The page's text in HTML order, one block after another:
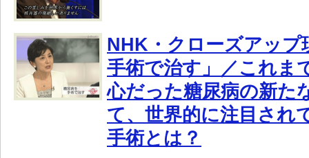
NHK・クローズアップ
手術で治す」／これま
心だった糖尿病の新た
て、世界的に注目され
手術とは？